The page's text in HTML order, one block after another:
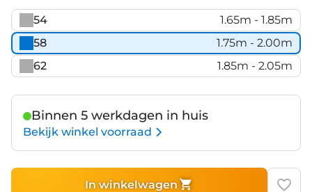
54
1.65m - 1.85m
58
1.75m - 2.00m
62
1.85m - 2.05m
Binnen 5 werkdagen in huis
Bekijk winkel voorraad
In winkelwagen